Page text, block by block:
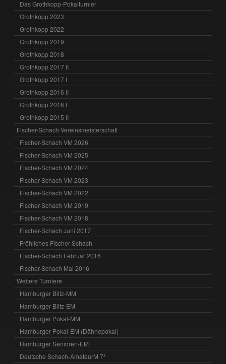
Das Grothkopp-Pokalturnier
Grothkopp 2023
Grothkopp 2022
Grothkopp 2019
Grothkopp 2018
Grothkopp 2017 II
Grothkopp 2017 I
Grothkopp 2016 II
Grothkopp 2016 I
Grothkopp 2015 II
Fischer-Schach Vereinsmeisterschaft
Fischer-Schach VM 2026
Fischer-Schach VM 2025
Fischer-Schach VM 2024
Fischer-Schach VM 2023
Fischer-Schach VM 2022
Fischer-Schach VM 2019
Fischer-Schach VM 2018
Fischer-Schach Juni 2017
Fröhliches Fischer-Schach
Fischer-Schach Februar 2016
Fischer-Schach Mai 2016
Weitere Turniere
Hamburger Blitz-MM
Hamburger Blitz-EM
Hamburger Pokal-MM
Hamburger Pokal-EM (Dähnepokal)
Hamburger Senioren-EM
Deutsche Schach-AmateurM 7³